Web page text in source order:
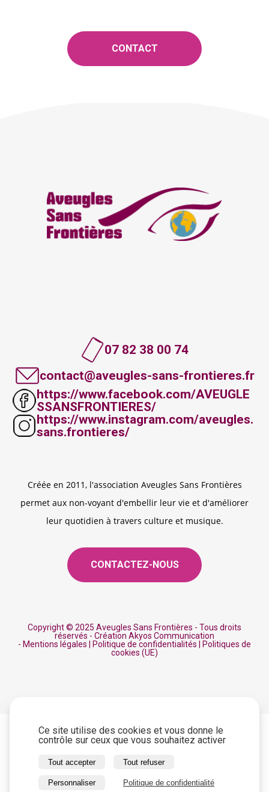
CONTACT
07 82 38 00 74
contact@aveugles-sans-frontieres.fr
https://www.facebook.com/AVEUGLE
SSANSFRONTIERES/
https://www.instagram.com/aveugles.
sans.frontieres/
Créée en 2011, l'association Aveugles Sans Frontières
permet aux non-voyant d'embellir leur vie et d'améliorer
leur quotidien à travers culture et musique.
CONTACTEZ-NOUS
Copyright © 2025 Aveugles Sans Frontières - Tous droits
réservés - Création Akyos Communication
- Mentions légales
Politique de confidentialités
Politiques de
cookies (UE)
Ce site utilise des cookies et vous donne le
contrôle sur ceux que vous souhaitez activer
Tout accepter Tout refuser
Personnaliser Politique de confidentialité